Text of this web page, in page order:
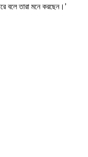
বলে তারা মনে করছেন।’